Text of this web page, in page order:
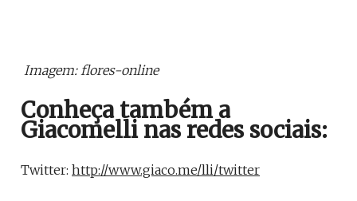
Imagem: flores-online
Conheça também a
Giacomelli nas redes sociais:
Twitter: http://www.giaco.me/lli/twitter